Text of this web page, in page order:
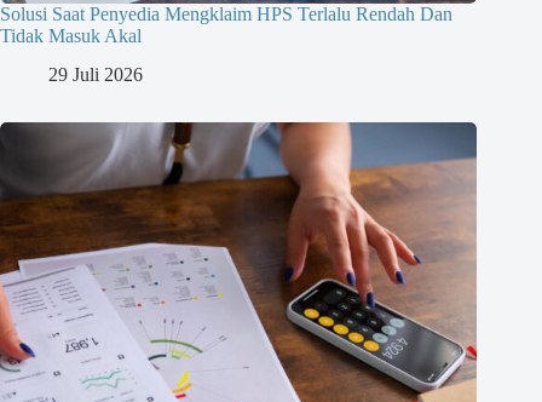
Solusi Saat Penyedia Mengklaim HPS Terlalu Rendah Dan
Tidak Masuk Akal
29 Juli 2026